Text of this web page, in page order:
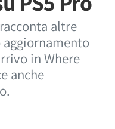
altre
in Where
anche